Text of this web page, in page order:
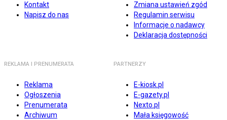
Kontakt
Napisz do nas
Zmiana ustawień zgód
Regulamin serwisu
Informacje o nadawcy
Deklaracja dostępności
REKLAMA I PRENUMERATA
Reklama
Ogłoszenia
Prenumerata
Archiwum
PARTNERZY
E-kiosk.pl
E-gazety.pl
Nexto.pl
Mała księgowość